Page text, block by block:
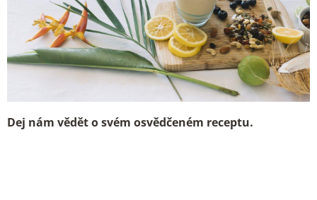
Dej nám vědět o svém osvědčeném receptu.